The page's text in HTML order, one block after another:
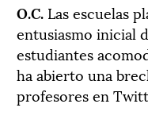
O.C. Las escuelas
entusiasmo inicial
estudiantes
ha abierto una
profesores en